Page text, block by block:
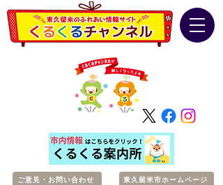
ご意見・お問い合わせ 東久留米市ホームページ